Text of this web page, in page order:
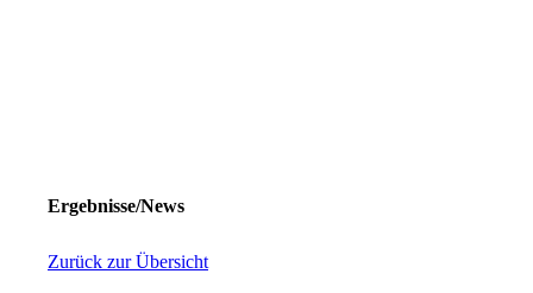
Ergebnisse/News
Zurück zur Übersicht